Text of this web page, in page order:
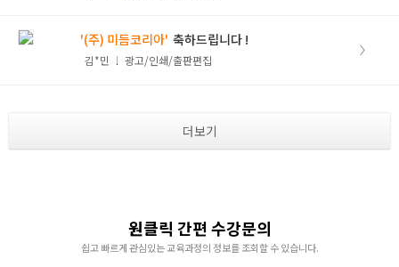
'(주) 미듬코리아'
김*민 광고/인쇄/출판편집
>
더보기
원클릭 간편 수강문의
쉽고 빠르게 관심있는 교육과정의 정보를 조회할 수 있습니다.